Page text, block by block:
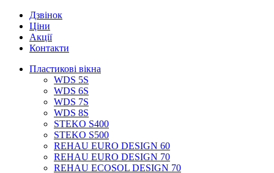
Дзвінок
Ціни
Акції
Контакти
Пластикові вікна
WDS 5S
WDS 6S
WDS 7S
WDS 8S
STEKO S400
STEKO S500
REHAU EURO DESIGN 60
REHAU EURO DESIGN 70
REHAU ECOSOL DESIGN 70